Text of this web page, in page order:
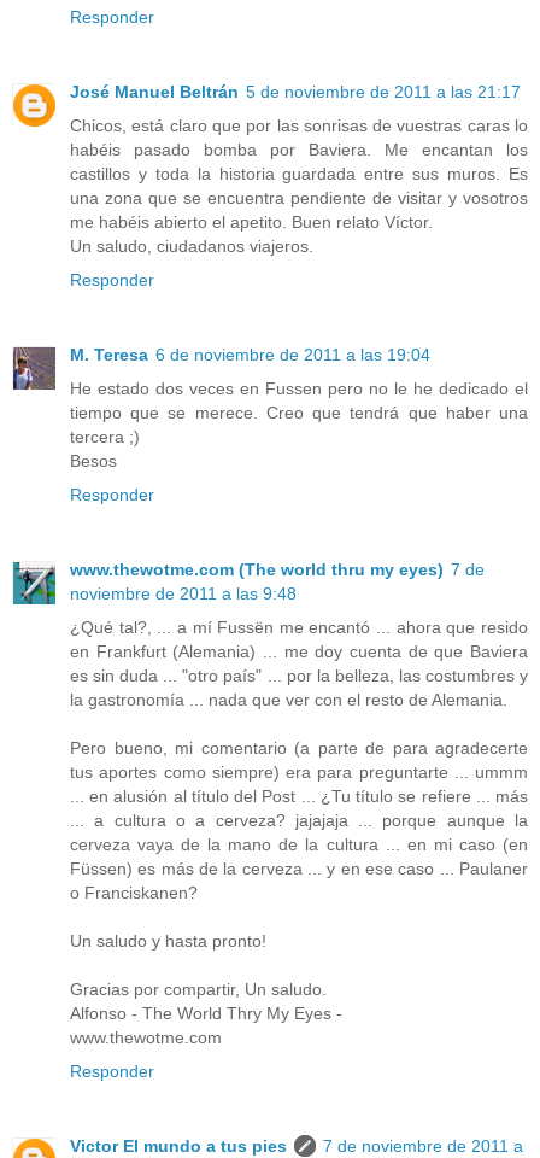
Responder
José Manuel Beltrán 5 de noviembre de 2011 a las 21:17
Chicos, está claro que por las sonrisas de vuestras caras lo
habéis pasado bomba por Baviera. Me encantan los
castillos y toda la historia guardada entre sus muros. Es
una zona que se encuentra pendiente de visitar y vosotros
me habéis abierto el apetito. Buen relato Víctor.
Un saludo, ciudadanos viajeros.
Responder
M. Teresa 6 de noviembre de 2011 a las 19:04
He estado dos veces en Fussen pero no le he dedicado el
tiempo que se merece. Creo que tendrá que haber una
tercera ;)
Besos
Responder
www.thewotme.com (The world thru my eyes) 7 de
noviembre de 2011 a las 9:48
¿Qué tal?, ... a mí Fussën me encantó ... ahora que resido
en Frankfurt (Alemania) ... me doy cuenta de que Baviera
es sin duda ... "otro país" ... por la belleza, las costumbres y
la gastronomía ... nada que ver con el resto de Alemania.
Pero bueno, mi comentario (a parte de para agradecerte
tus aportes como siempre) era para preguntarte ... ummm
... en alusión al título del Post ... ¿Tu título se refiere ... más
... a cultura o a cerveza? jajajaja ... porque aunque la
cerveza vaya de la mano de la cultura ... en mi caso (en
Füssen) es más de la cerveza ... y en ese caso ... Paulaner
o Franciskanen?
Un saludo y hasta pronto!
Gracias por compartir, Un saludo.
Alfonso - The World Thry My Eyes -
www.thewotme.com
Responder
Victor El mundo a tus pies
7 de noviembre de 2011 a